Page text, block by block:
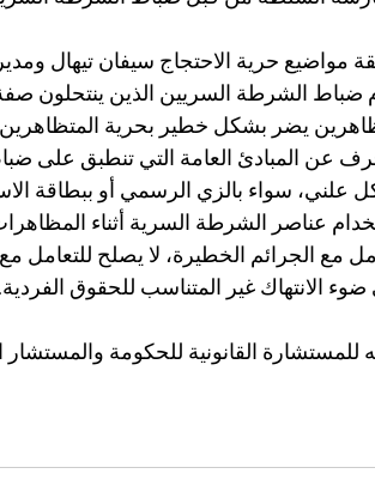
مواضيع حرية الاحتجاج سيفان تيهال
ضباط الشرطة السريين الذين ينتحلون
يضر بشكل خطير بحرية المتظاهرين
عن المبادئ العامة التي تنطبق على
سواء بالزي الرسمي أو ببطاقة
عناصر الشرطة السرية أثناء
مع الجرائم الخطيرة، لا يصلح للتعامل
الانتهاك غير المتناسب للحقوق الفردية.
للمستشارة القانونية للحكومة